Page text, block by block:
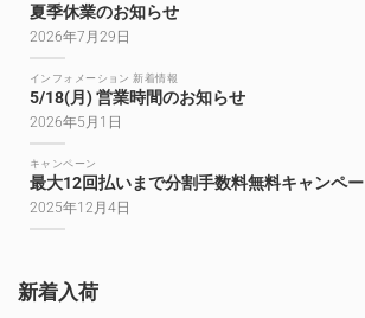
夏季休業のお知らせ
2026年7月29日
インフォメーション 新着情報
5/18(月) 営業時間のお知らせ
2026年5月1日
キャンペーン
最大12回払いまで分割手数料無料キャンペ
2025年12月4日
新着入荷